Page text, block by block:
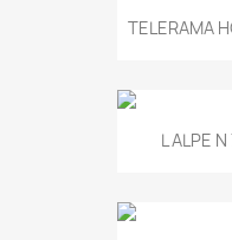
TELERAMA
L ALPE